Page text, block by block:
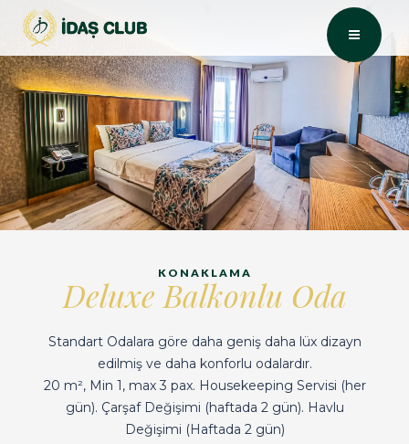
KONAKLAMA
Deluxe Balkonlu Oda
Standart Odalara göre daha geniş daha lüx dizayn
edilmiş ve daha konforlu odalardır.
20 m², Min 1, max 3 pax. Housekeeping Servisi (her
gün). Çarşaf Değişimi (haftada 2 gün). Havlu
Değişimi (Haftada 2 gün)